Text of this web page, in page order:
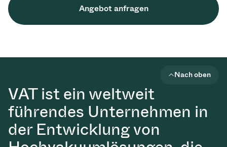
Angebot anfragen
VAT ist ein weltweit
führendes Unternehmen in
der Entwicklung von
Nach oben